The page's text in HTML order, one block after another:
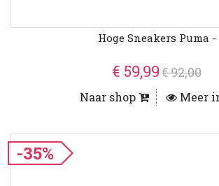
Hoge Sneakers Puma -
€ 59,99€ 92,00
Naar shop Meer
-35%